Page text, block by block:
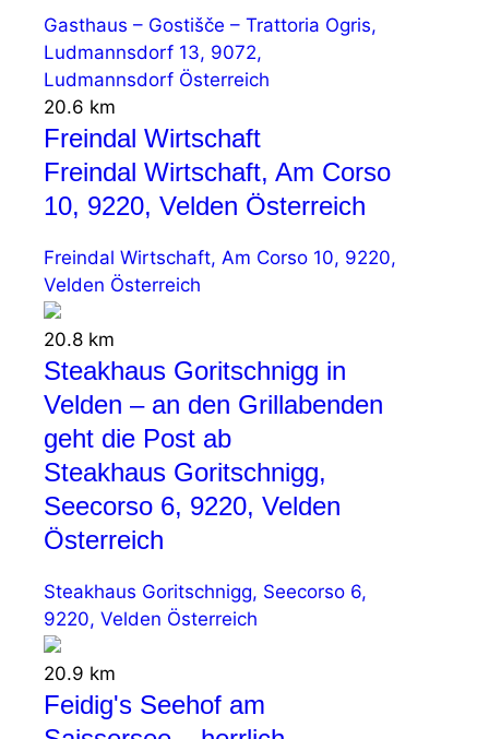
Gasthaus – Gostišče – Trattoria Ogris,
Ludmannsdorf 13, 9072,
Ludmannsdorf Österreich
20.6 km
Freindal Wirtschaft
Freindal Wirtschaft, Am Corso
10, 9220, Velden Österreich
Freindal Wirtschaft, Am Corso 10, 9220,
Velden Österreich
20.8 km
Steakhaus Goritschnigg in
Velden – an den Grillabenden
geht die Post ab
Steakhaus Goritschnigg,
Seecorso 6, 9220, Velden
Österreich
Steakhaus Goritschnigg, Seecorso 6,
9220, Velden Österreich
20.9 km
Feidig's Seehof am